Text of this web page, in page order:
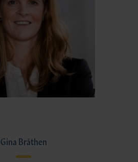
Gina Bråthen